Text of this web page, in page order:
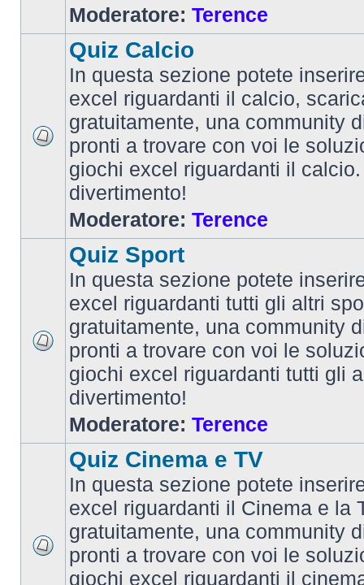
Moderatore: Terence
Quiz Calcio
In questa sezione potete
excel riguardanti il calcio,
gratuitamente, una community
pronti a trovare con voi le
giochi excel riguardanti il
divertimento!
Moderatore: Terence
Quiz Sport
In questa sezione potete
excel riguardanti tutti gli altri
gratuitamente, una community
pronti a trovare con voi le
giochi excel riguardanti tutti gli
divertimento!
Moderatore: Terence
Quiz Cinema e TV
In questa sezione potete
excel riguardanti il Cinema e la
gratuitamente, una community
pronti a trovare con voi le
giochi excel riguardanti il